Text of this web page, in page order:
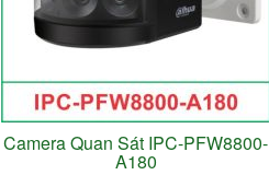
Camera Quan Sát IPC-PFW8800-
A180